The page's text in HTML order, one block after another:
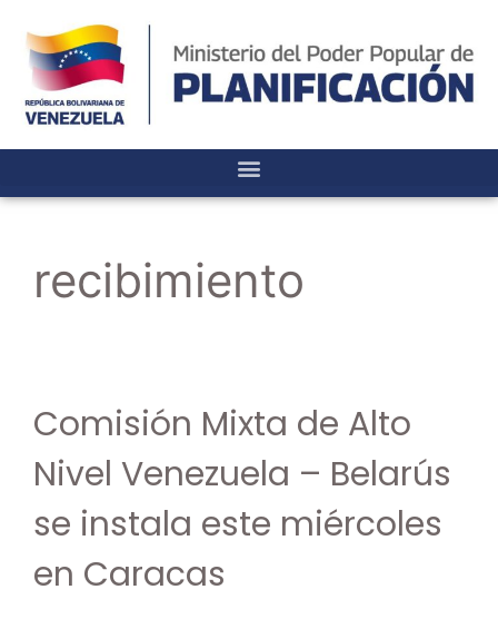
recibimiento
Comisión Mixta de Alto
Nivel Venezuela – Belarús
se instala este miércoles
en Caracas